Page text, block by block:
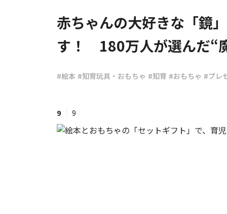
#ワンオペ育児
赤ちゃんの大好きな「鏡
す！ 180万人が選んだ“
#絵本 #知育玩具・おもちゃ #知育 #おもちゃ #プレ
9 9